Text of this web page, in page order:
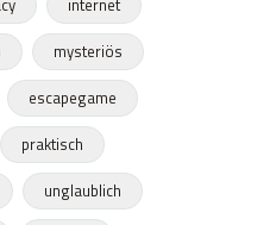
internet
mysteriös
escapegame
praktisch
unglaublich